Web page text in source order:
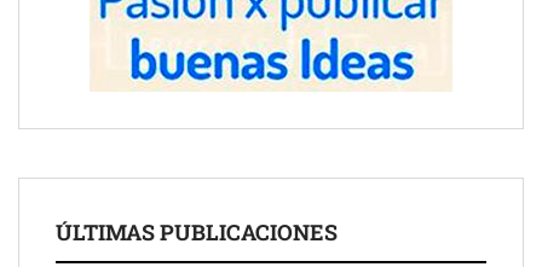
ÚLTIMAS PUBLICACIONES